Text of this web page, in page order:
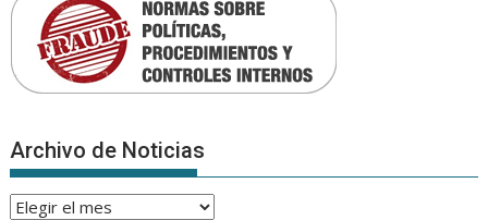
Archivo de Noticias
Archivo